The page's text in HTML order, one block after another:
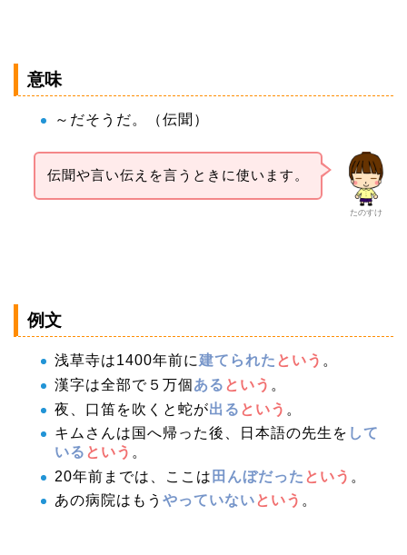
意味
～だそうだ。（伝聞）
たのすけ
伝聞や言い伝えを言うときに使います。
例文
浅草寺は1400年前に建てられた という 。
漢字は全部で５万個ある という 。
夜、口笛を吹くと蛇が出る という 。
キムさんは国へ帰った後、日本語の先生を して
いる という 。
20年前までは、ここは 田んぼだった という 。
あの病院はもう やっていないという 。